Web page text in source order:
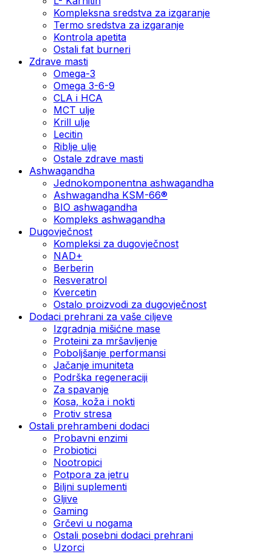
Kompleksna sredstva za izgaranje
Termo sredstva za izgaranje
Kontrola apetita
Ostali fat burneri
Zdrave masti
Omega-3
Omega 3-6-9
CLA i HCA
MCT ulje
Krill ulje
Lecitin
Riblje ulje
Ostale zdrave masti
Ashwagandha
Jednokomponentna ashwagandha
Ashwagandha KSM-66®
BIO ashwagandha
Kompleks ashwagandha
Dugovječnost
Kompleksi za dugovječnost
NAD+
Berberin
Resveratrol
Kvercetin
Ostalo proizvodi za dugovječnost
Dodaci prehrani za vaše ciljeve
Izgradnja mišićne mase
Proteini za mršavljenje
Poboljšanje performansi
Jačanje imuniteta
Podrška regeneraciji
Za spavanje
Kosa, koža i nokti
Protiv stresa
Ostali prehrambeni dodaci
Probavni enzimi
Probiotici
Nootropici
Potpora za jetru
Biljni suplementi
Gljive
Gaming
Grčevi u nogama
Ostali posebni dodaci prehrani
Uzorci